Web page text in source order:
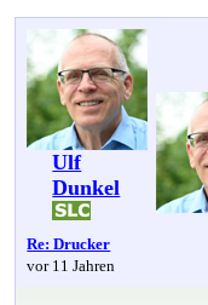
Ulf
Dunkel
Re: Drucker
vor 11 Jahren